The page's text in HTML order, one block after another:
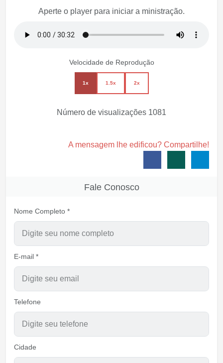
Aperte o player para iniciar a ministração.
Velocidade de Reprodução
1x 1.5x 2x
Número de visualizações 1081
A mensagem lhe edificou? Compartilhe!
Fale Conosco
Nome Completo *
E-mail *
Telefone
Cidade